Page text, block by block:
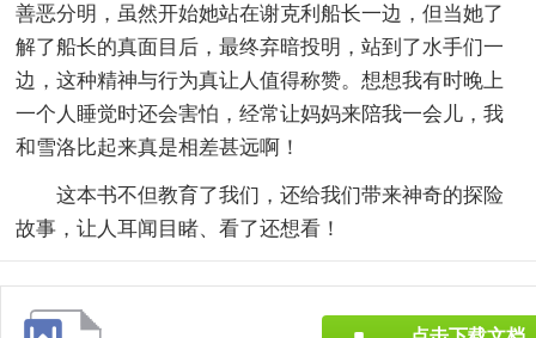
善恶分明，虽然开始她站在谢克利船长一边，但当她了
解了船长的真面目后，最终弃暗投明，站到了水手们一
边，这种精神与行为真让人值得称赞。想想我有时晚上
一个人睡觉时还会害怕，经常让妈妈来陪我一会儿，我
和雪洛比起来真是相差甚远啊！
这本书不但教育了我们，还给我们带来神奇的探险
故事，让人耳闻目睹、看了还想看！